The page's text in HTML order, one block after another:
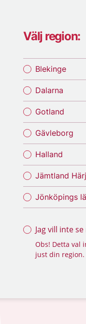
Välj region:
Blekinge
Dalarna
Gotland
Gävleborg
Halland
Jämtland
Jönköpings
Jag vill inte
Obs! Detta val
just din region.